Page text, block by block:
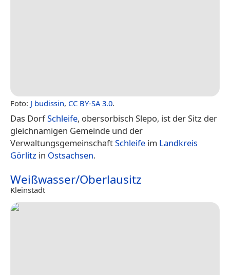
Foto: J budissin, CC BY-SA 3.0.
Das DorfSchleife, obersorbisch Slepo, ist der Sitz der
gleichnamigen Gemeinde und der
VerwaltungsgemeinschaftSchleife im Landkreis
Görlitz in Ostsachsen.
Weißwasser/Oberlausitz
Kleinstadt